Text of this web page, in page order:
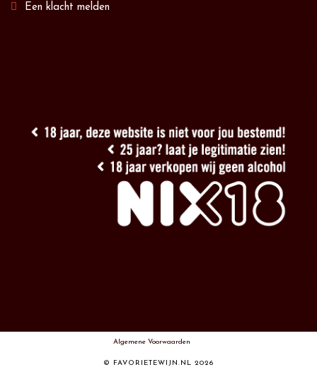
Een klacht melden
Algemene Voorwaarden
© FAVORIETEWIJN.NL 2026